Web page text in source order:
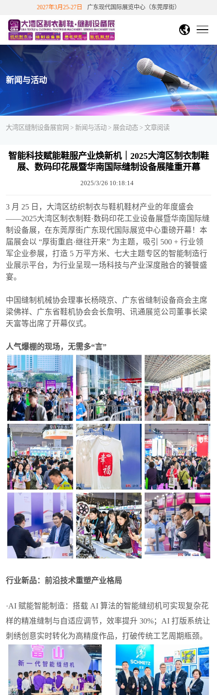
国站
中文繁體 English
下展
会
DMP大湾区工博会
香港文博会
越南胡志明市纺织制衣展
越南胡志明鞋机鞋材工业展
2027年3月25-27日 广东现代国际展览中心（东莞厚街）
首页
展会概况
关于展会
展会介绍 展览范围 展会历史数据
展会影响力
展会回顾
展会报告书
展商中心
展位申请
参展福利&优惠 展位在线预定 展商登陆
往届展会报告 2026参展商手册
2026广告招商手册
观众中心
个人免费参观 团体参观申请 重磅观众福利
观众福利
免费住酒店 省外观众交通补贴 展商名录下载
新闻与活动
展会动态 展会公告 媒体报道 行业动态
联系我们
新闻与活动
大湾区缝制设备展官网 >新闻与活动 > 展会动态 > 文章阅读
智能科技赋能鞋服产业焕新机｜2025大湾区制衣制鞋
展、数码印花展暨华南国际缝制设备展隆重开幕
2025/3/26 10:18:14
3 月 25 日，大湾区纺织制衣与鞋机鞋材产业的年度盛会
——2025大湾区制衣制鞋·数码印花工业设备展暨华南国际缝
制设备展，在东莞厚街广东现代国际展览中心重磅开幕！本
届展会以 “厚街重启·继往开来” 为主题，吸引 500 + 行业领
军企业参展，打造 5 万平方米、七大主题专区的智能制造行
业展示平台，为行业呈现一场科技与产业深度融合的饕餮盛
宴。
中国缝制机械协会理事长杨晓京、广东省缝制设备商会主席
梁佛祥、广东省鞋机协会会长詹明、讯通展览公司董事长梁
天富等出席了开幕仪式。
人气爆棚的现场，无需多“言”
行业新品：前沿技术重塑产业格局
·AI 赋能智能制造：搭载 AI 算法的智能缝纫机可实现复杂花
样的精准缝制与自适应调节，效率提升 30%；AI 打版系统让
刺绣创意实时转化为高精度作品，打破传统工艺周期瓶颈。